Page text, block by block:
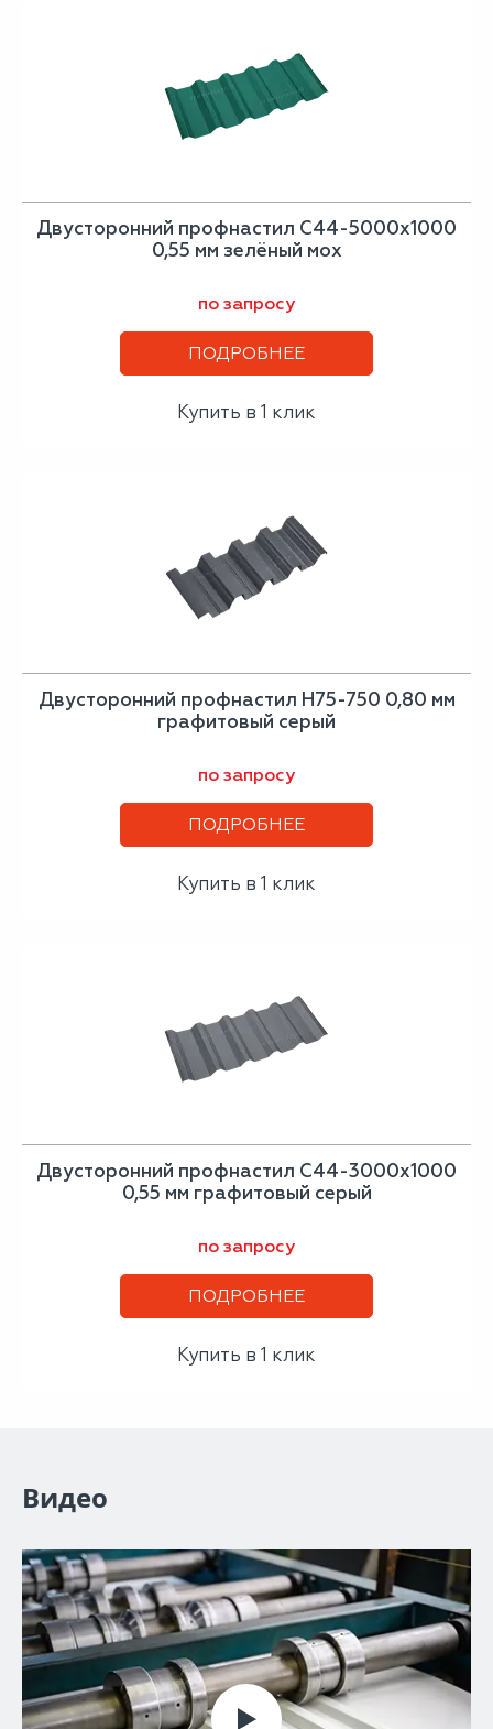
Двусторонний профнастил С44-5000х1000
0,55 мм зелёный мох
по запросу
ПОДРОБНЕЕ
Купить в 1 клик
Двусторонний профнастил Н75-750 0,80 мм
графитовый серый
по запросу
ПОДРОБНЕЕ
Купить в 1 клик
Двусторонний профнастил С44-3000х1000
0,55 мм графитовый серый
по запросу
ПОДРОБНЕЕ
Купить в 1 клик
Видео